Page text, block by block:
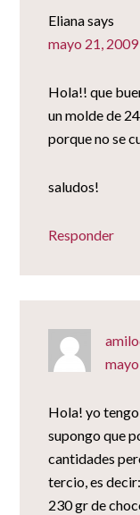
Elianasays
mayo 21,
Hola!! que
un molde de
porque no se
saludos!
Responder
Hola! yo
supongo que
cantidades
tercio, es decir:
230 gr de